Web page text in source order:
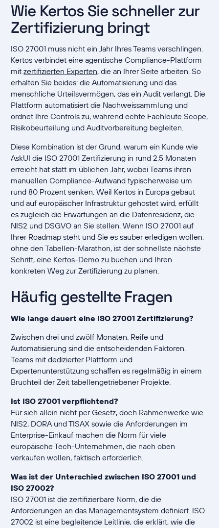
Wie Kertos Sie schneller zur
Zertifizierung bringt
ISO 27001 muss nicht ein Jahr Ihres Teams verschlingen.
Kertos verbindet eine agentische Compliance-Plattform
mitzertifizierten Experten, die an Ihrer Seite arbeiten. So
erhalten Sie beides: die Automatisierung und das
menschliche Urteilsvermögen, das ein Audit verlangt. Die
Plattform automatisiert die Nachweissammlung und
ordnet Ihre Controls zu, während echte Fachleute Scope,
Risikobeurteilung und Auditvorbereitung begleiten.
Diese Kombination ist der Grund, warum ein Kunde wie
AskUI die ISO 27001 Zertifizierung in rund 2,5 Monaten
erreicht hat statt im üblichen Jahr, wobei Teams ihren
manuellen Compliance-Aufwand typischerweise um
rund 80 Prozent senken. Weil Kertos in Europa gebaut
und auf europäischer Infrastruktur gehostet wird, erfüllt
es zugleich die Erwartungen an die Datenresidenz, die
NIS2 und DSGVO an Sie stellen. Wenn ISO 27001 auf
Ihrer Roadmap steht und Sie es sauber erledigen wollen,
ohne den Tabellen-Marathon, ist der schnellste nächste
Schritt, eine Kertos-Demo zu buchen und Ihren
konkreten Weg zur Zertifizierung zu planen.
Häufig gestellte Fragen
Wie lange dauert eine ISO 27001 Zertifizierung?
Zwischen drei und zwölf Monaten. Reife und
Automatisierung sind die entscheidenden Faktoren.
Teams mit dedizierter Plattform und
Expertenunterstützung schaffen es regelmäßig in einem
Bruchteil der Zeit tabellengetriebener Projekte.
Ist ISO 27001 verpflichtend?
Für sich allein nicht per Gesetz, doch Rahmenwerke wie
NIS2, DORA und TISAX sowie die Anforderungen im
Enterprise-Einkauf machen die Norm für viele
europäische Tech-Unternehmen, die nach oben
verkaufen wollen, faktisch erforderlich.
Was ist der Unterschied zwischen ISO 27001 und
ISO 27002?
ISO 27001 ist die zertifizierbare Norm, die die
Anforderungen an das Managementsystem definiert. ISO
27002 ist eine begleitende Leitlinie, die erklärt, wie die